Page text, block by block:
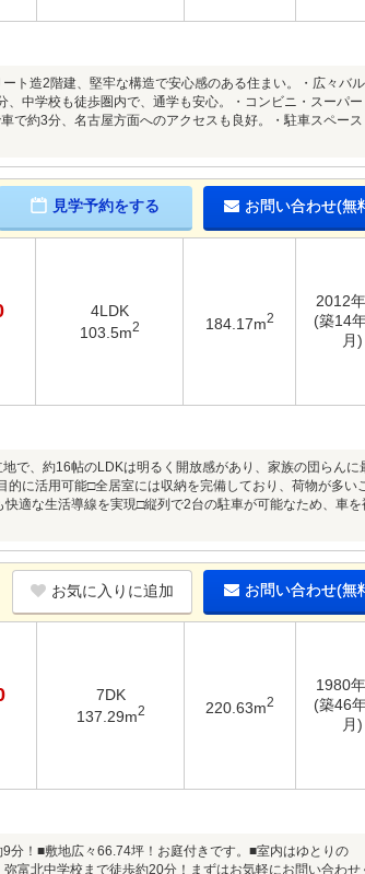
ト造2階建、堅牢な構造で安心感のある住まい。・広々バ
中学校も徒歩圏内で、通学も安心。・コンビニ・スーパー
で約3分、名古屋方面へのアクセスも良好。・駐車スペース
見学予約をする お問い合わせ(無
4LDK
103.5m2 184.17m2
2012
(築14
月)
で、約16帖のLDKは明るく開放感があり、家族の団らんに
に活用可能□全居室には収納を完備しており、荷物が多い
適な生活導線を実現□縦列で2台の駐車が可能なため、車を
お気に入りに追加 お問い合わせ(無
7DK
137.29m2 220.63m2
1980
(築46
月)
！■敷地広々66.74坪！お庭付きです。■室内はゆとりの
富北中学校まで徒歩約20分！まずはお気軽にお問い合わせ